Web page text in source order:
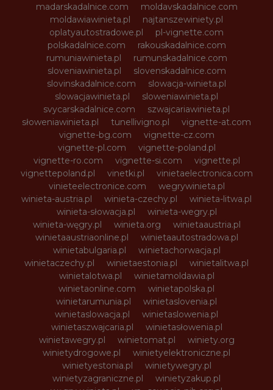
madarskadalnice.com
moldavskadalnice.com
moldawiawinieta.pl
najtanszewiniety.pl
oplatyautostradowe.pl
pl-vignette.com
polskadalnice.com
rakouskadalnice.com
rumuniawinieta.pl
rumunskadalnice.com
sloveniawinieta.pl
slovenskadalnice.com
slovinskadalnice.com
slowacja-winieta.pl
slowacjawinieta.pl
sloweniawinieta.pl
svycarskadalnice.com
szwajcariawinieta.pl
słoweniawinieta.pl
tunellivigno.pl
vignette-at.com
vignette-bg.com
vignette-cz.com
vignette-pl.com
vignette-poland.pl
vignette-ro.com
vignette-si.com
vignette.pl
vignettepoland.pl
vinetki.pl
vinietaelectronica.com
vinieteelectronice.com
wegrywinieta.pl
winieta-austria.pl
winieta-czechy.pl
winieta-litwa.pl
winieta-słowacja.pl
winieta-wegry.pl
winieta-węgry.pl
winieta.org
winietaaustria.pl
winietaaustriaonline.pl
winietaautostradowa.pl
winietabulgaria.pl
winietachorwacja.pl
winietaczechy.pl
winietaestonia.pl
winietalitwa.pl
winietalotwa.pl
winietamoldawia.pl
winietaonline.com
winietapolska.pl
winietarumunia.pl
winietaslovenia.pl
winietaslowacja.pl
winietaslowenia.pl
winietaszwajcaria.pl
winietasłowenia.pl
winietawegry.pl
winietomat.pl
winiety.org
winietydrogowe.pl
winietyelektroniczne.pl
winietyestonia.pl
winietywegry.pl
winietyzagraniczne.pl
winietyzakup.pl